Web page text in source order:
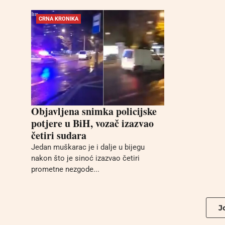
CRNA KRONIKA
Objavljena snimka policijske
potjere u BiH, vozač izazvao
četiri sudara
Jedan muškarac je i dalje u bijegu
nakon što je sinoć izazvao četiri
prometne nezgode...